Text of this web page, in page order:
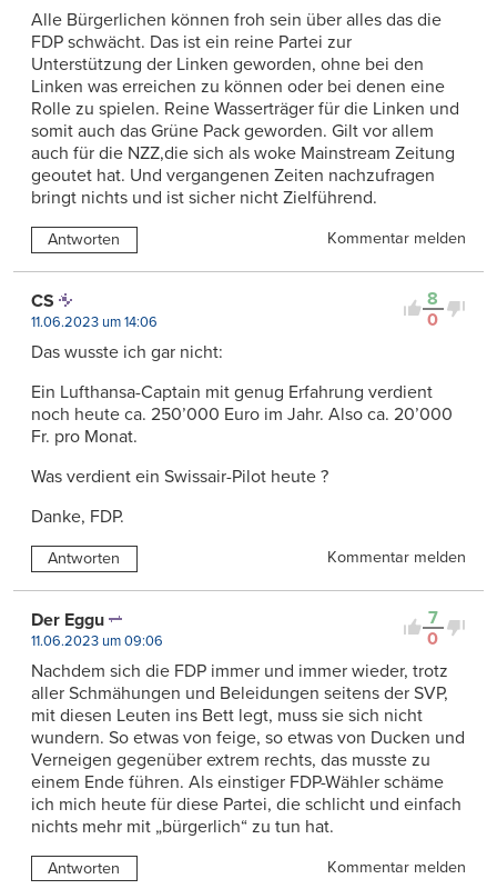
Alle Bürgerlichen können froh sein über alles das die
FDP schwächt. Das ist ein reine Partei zur
Unterstützung der Linken geworden, ohne bei den
Linken was erreichen zu können oder bei denen eine
Rolle zu spielen. Reine Wasserträger für die Linken und
somit auch das Grüne Pack geworden. Gilt vor allem
auch für die NZZ,die sich als woke Mainstream Zeitung
geoutet hat. Und vergangenen Zeiten nachzufragen
bringt nichts und ist sicher nicht Zielführend.
Antworten Kommentar melden
8
0
CS
11.06.2023 um 14:06
Das wusste ich gar nicht:
Ein Lufthansa-Captain mit genug Erfahrung verdient
noch heute ca. 250’000 Euro im Jahr. Also ca. 20’000
Fr. pro Monat.
Was verdient ein Swissair-Pilot heute ?
Danke, FDP.
Antworten Kommentar melden
7
0
Der Eggu
11.06.2023 um 09:06
Nachdem sich die FDP immer und immer wieder, trotz
aller Schmähungen und Beleidungen seitens der SVP,
mit diesen Leuten ins Bett legt, muss sie sich nicht
wundern. So etwas von feige, so etwas von Ducken und
Verneigen gegenüber extrem rechts, das musste zu
einem Ende führen. Als einstiger FDP-Wähler schäme
ich mich heute für diese Partei, die schlicht und einfach
nichts mehr mit „bürgerlich“ zu tun hat.
Antworten Kommentar melden